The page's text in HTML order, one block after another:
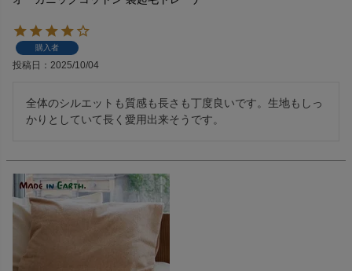
購入者
投稿日 2025/10/04
全体のシルエットも質感も長さも丁度良いです。生地もしっ
かりとしていて長く愛用出来そうです。